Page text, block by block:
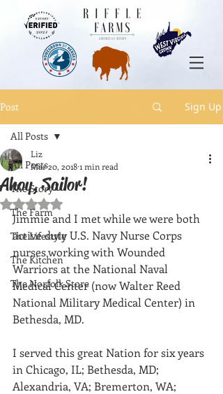
Post Sign Up
All Posts
The Story
The Farm
The Lifestyle
The Kitchen
The Norfolk Store
All Posts
Ahoy, Sailor!
Liz
Mar 20, 20181 min read
Rated NaN out of 5 stars.
Jimmie and I met while we were both
active duty U.S. Navy Nurse Corps
nurses working with Wounded
Warriors at the National Naval
Medical Center (now Walter Reed
National Military Medical Center) in
Bethesda, MD.
I served this great Nation for six years
in Chicago, IL; Bethesda, MD;
Alexandria, VA; Bremerton, WA;